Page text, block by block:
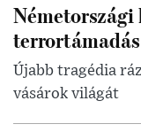
Újabb tragédia
vásárok világát